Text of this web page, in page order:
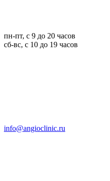
пн-пт, с 9 до 20 часов
сб-вс, с 10 до 19 часов
info@angioclinic.ru